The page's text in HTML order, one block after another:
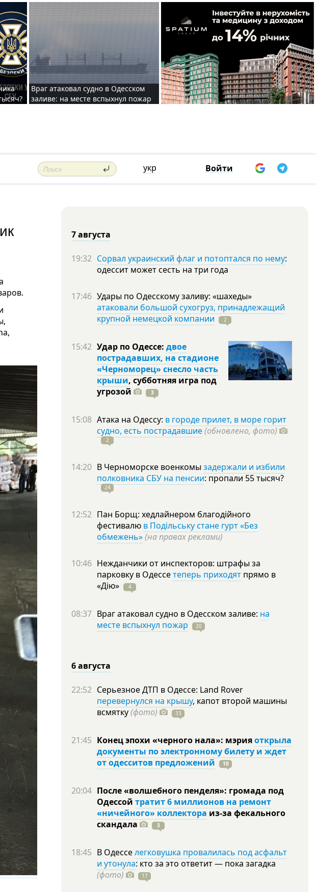
Враг атаковал судно в Одесском
заливе: на месте вспыхнул пожар
укр Войти
7 августа
19:32 Сорвал украинский флаг и потоптался по нему:
одессит может сесть на три года
17:46 Удары по Одесскому заливу: «шахеды»
атаковали большой сухогруз, принадлежащий
крупной немецкой компании
2
15:42 Удар по Одессе: двое
пострадавших, на стадионе
«Черноморец» снесло часть
крыши, субботняя игра под
угрозой
3
15:08 Атака на Одессу: в городе прилет, в море горит
судно, есть пострадавшие(обновлено, фото)
2
14:20 В Черноморске военкомы задержали и избили
полковника СБУ на пенсии: пропали 55тысяч?
24
12:52 Пан Борщ: хедлайнером благодійного
фестивалю в Подільську стане гурт «Без
обмежень»(на правах реклами)
10:46 Нежданчики от инспекторов: штрафы за
парковку в Одессетеперь приходят прямо в
«Дію»
4
08:37 Враг атаковал судно в Одесском заливе: на
месте вспыхнул пожар
20
6 августа
22:52 Серьезное ДТП в Одессе: Land Rover
перевернулся на крышу, капот второй машины
всмятку(фото) 33
21:45 Конец эпохи «черного нала»: мэрияоткрыла
документы по электронному билету и ждет
от одесситов предложений
10
20:04 После «волшебного пенделя»: громада под
Одессой тратит 6 миллионов на ремонт
«ничейного» коллектора из-за фекального
скандала
3
18:45 В Одесселегковушка провалилась под асфальт
и утонула: кто за это ответит — пока загадка
(фото)
17